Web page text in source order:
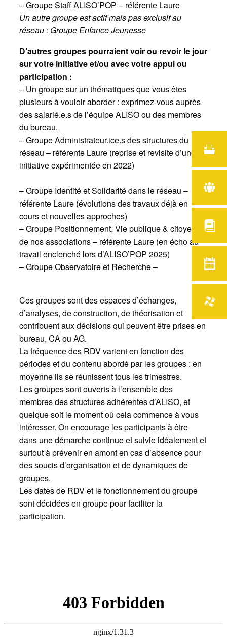
– Groupe Staff ALISO’POP – référente Laure
Un autre groupe est actif mais pas exclusif au
réseau : Groupe Enfance Jeunesse
D’autres groupes pourraient voir ou revoir le jour
sur votre initiative et/ou avec votre appui ou
participation :
– Un groupe sur un thématiques que vous êtes
plusieurs à vouloir aborder : exprimez-vous auprès
des salarié.e.s de l’équipe ALISO ou des membres
du bureau.
– Groupe Administrateur.ice.s des structures du
réseau – référente Laure (reprise et revisite d’une
initiative expérimentée en 2022)
– Groupe Identité et Solidarité dans le réseau –
référente Laure (évolutions des travaux déjà en
cours et nouvelles approches)
– Groupe Positionnement, Vie publique & citoyenne
de nos associations – référente Laure (en écho au
travail enclenché lors d’ALISO’POP 2025)
– Groupe Observatoire et Recherche –
Ces groupes sont des espaces d’échanges,
d’analyses, de construction, de théorisation et
contribuent aux décisions qui peuvent être prises en
bureau, CA ou AG.
La fréquence des RDV varient en fonction des
périodes et du contenu abordé par les groupes : en
moyenne ils se réunissent tous les trimestres.
Les groupes sont ouverts à l’ensemble des
membres des structures adhérentes d’ALISO, et
quelque soit le moment où cela commence à vous
intéresser. On encourage les participants à être
dans une démarche continue et suivie idéalement et
surtout à prévenir en amont en cas d’absence pour
des soucis d’organisation et de dynamiques de
groupes.
Les dates de RDV et le fonctionnement du groupe
sont décidées en groupe pour faciliter la
participation.